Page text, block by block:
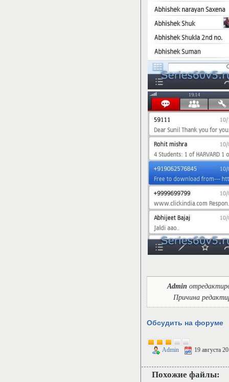
Admin
Причина
Обсудить на форуме
Admin 19 августа
Похожие файлы: